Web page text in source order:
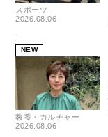
スポーツ
2026.08.06
NEW
教養・カルチャー
2026.08.06